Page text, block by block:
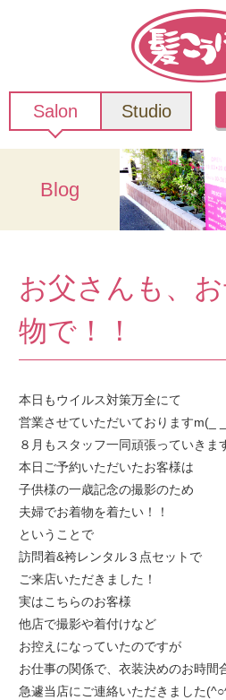
Salon Studio
Blog
お父さんも、
物で！！
本日もウイルス対策万全にて
営業させていただいておりますm(_
８月もスタッフ一同頑張っていきま
本日ご予約いただいたお客様は
子供様の一歳記念の撮影のため
夫婦でお着物を着たい！！
ということで
訪問着&袴レンタル３点セットで
ご来店いただきました！
実はこちらのお客様
他店で撮影や着付けなど
お控えになっていたのですが
お仕事の関係で、衣装決めのお時間
急遽当店にご連絡いただきました